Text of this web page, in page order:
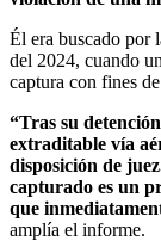
Él era buscado por
del 2024, cuando
captura con fines
“Tras su
extraditable vía
disposición de
capturado es un
que
amplía el informe.